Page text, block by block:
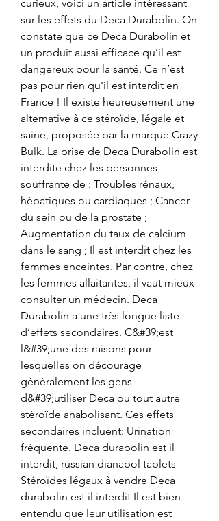
curieux, voici un article intéressant
sur les effets du Deca Durabolin. On
constate que ce Deca Durabolin et
un produit aussi efficace qu’il est
dangereux pour la santé. Ce n’est
pas pour rien qu’il est interdit en
France ! Il existe heureusement une
alternative à ce stéroïde, légale et
saine, proposée par la marque Crazy
Bulk. La prise de Deca Durabolin est
interdite chez les personnes
souffrante de : Troubles rénaux,
hépatiques ou cardiaques ; Cancer
du sein ou de la prostate ;
Augmentation du taux de calcium
dans le sang ; Il est interdit chez les
femmes enceintes. Par contre, chez
les femmes allaitantes, il vaut mieux
consulter un médecin. Deca
Durabolin a une très longue liste
d’effets secondaires. C&#39;est
l&#39;une des raisons pour
lesquelles on décourage
généralement les gens
d&#39;utiliser Deca ou tout autre
stéroïde anabolisant. Ces effets
secondaires incluent: Urination
fréquente. Deca durabolin est il
interdit, russian dianabol tablets -
Stéroïdes légaux à vendre Deca
durabolin est il interdit Il est bien
entendu que leur utilisation est